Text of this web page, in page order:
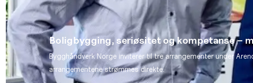
Boligbygging, seriøsitet og kompetanse –
Bygghåndverk Norge inviterer til tre arrangementer under
arrangementene strømmes direkte.